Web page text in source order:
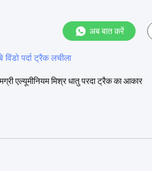
अब बात करें
विंडो पर्दा ट्रैक लचीला
एल्यूमीनियम मिश्र धातु परदा ट्रैक का आकार